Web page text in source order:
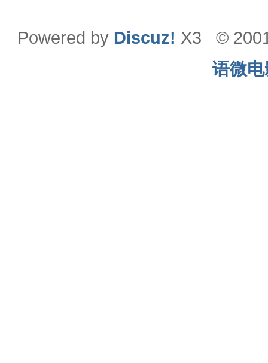
Powered by Discuz! X3
©
语微